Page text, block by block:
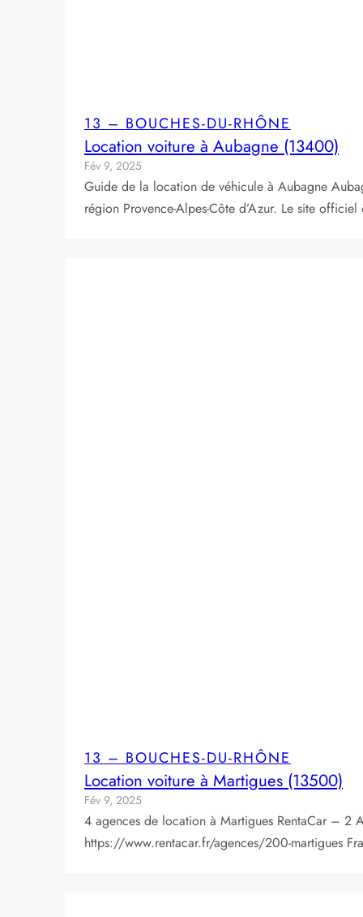
13 – BOUCHES-DU-RHÔNE
Location voiture à Aubagne (13400)
Fév 9, 2025
Guide de la location de véhicule à Aubagne
région Provence-Alpes-Côte d’Azur. Le site
13 – BOUCHES-DU-RHÔNE
Location voiture à Martigues (13500)
Fév 9, 2025
4 agences de location à Martigues RentaCar – 2
https://www.rentacar.fr/agences/200-martigues